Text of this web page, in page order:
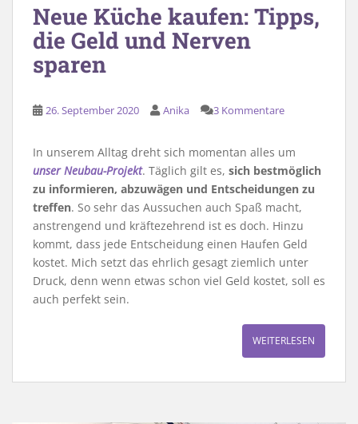
Neue Küche kaufen: Tipps,
die Geld und Nerven
sparen
26. September 2020 Anika 3 Kommentare
In unserem Alltag dreht sich momentan alles um
unser Neubau-Projekt. Täglich gilt es, sich bestmöglich
zu informieren, abzuwägen und Entscheidungen zu
treffen. So sehr das Aussuchen auch Spaß macht,
anstrengend und kräftezehrend ist es doch. Hinzu
kommt, dass jede Entscheidung einen Haufen Geld
kostet. Mich setzt das ehrlich gesagt ziemlich unter
Druck, denn wenn etwas schon viel Geld kostet, soll es
auch perfekt sein.
WEITERLESEN